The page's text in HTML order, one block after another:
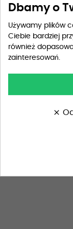
Dbamy o
Używamy plików
Ciebie bardziej
również
zainteresowań.
clear